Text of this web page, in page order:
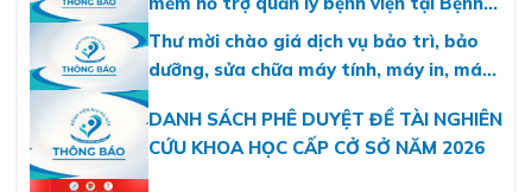
viện Nhi Hà Nội
Thư mời chào giá dịch vụ bảo trì, bảo
dưỡng, sửa chữa máy tính, máy in, máy
DANH SÁCH PHÊ DUYỆT ĐỀ TÀI NGHIÊN
CỨU KHOA HỌC CẤP CỞ SỞ NĂM 2026